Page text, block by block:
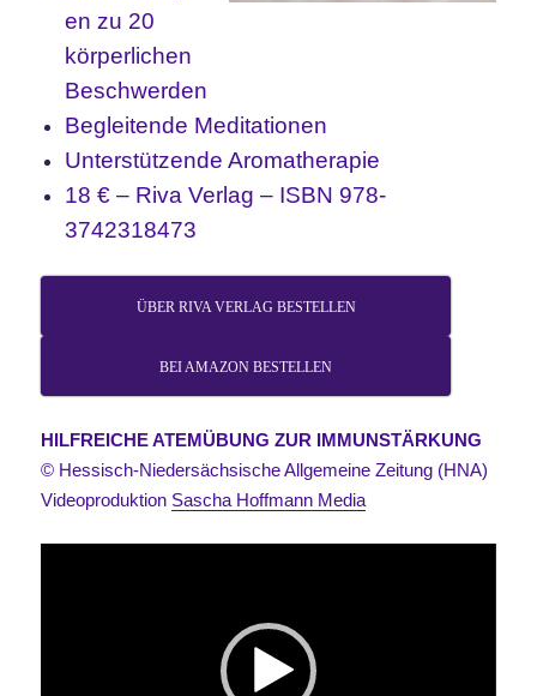
en zu 20
körperlichen
Beschwerden
Begleitende Meditationen
Unterstützende Aromatherapie
18 € – Riva Verlag – ISBN 978-
3742318473
ÜBER RIVA VERLAG BESTELLEN
BEI AMAZON BESTELLEN
HILFREICHE ATEMÜBUNG ZUR IMMUNSTÄRKUNG
© Hessisch-Niedersächsische Allgemeine Zeitung (HNA)
Videoproduktion Sascha Hoffmann Media